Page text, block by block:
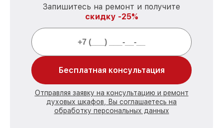
Запишитесь на ремонт и получите
скидку -25%
Бесплатная консультация
Отправляя заявку на консультацию и ремонт
духовых шкафов, Вы соглашаетесь на
обработку персональных данных